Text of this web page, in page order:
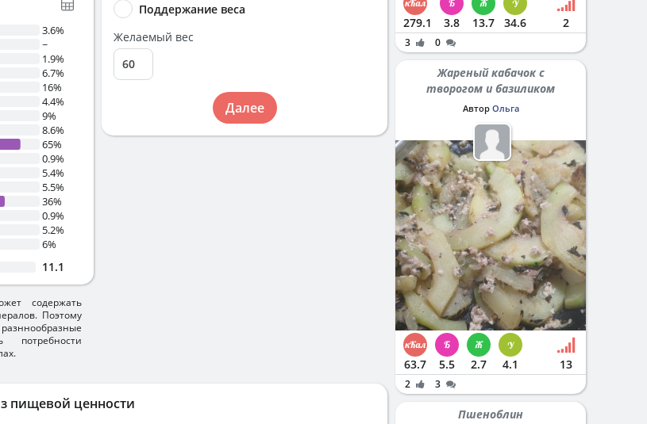
пищевой ценности
3.6%
~
1.9%
6.7%
16%
4.4%
9%
8.6%
65%
0.9%
5.4%
5.5%
36%
0.9%
5.2%
6%
11.1
содержать
Поэтому
потребности
Поддержание веса
Желаемый вес
Далее
279.1 3.8 13.7 34.6 2
3 0
Жареный кабачок с
творогом и базиликом
Автор Ольга
63.7 5.5 2.7 4.1 13
2 3
Пшеноблин